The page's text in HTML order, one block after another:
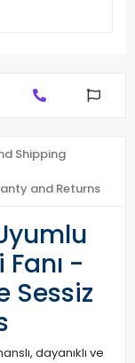
Shipping
and Returns
-
Sessiz
dayanıklı ve